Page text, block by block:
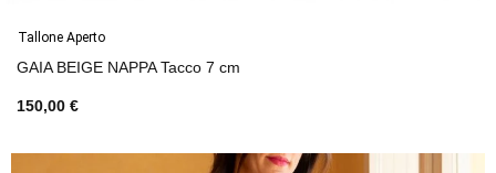
Tallone Aperto
GAIA BEIGE NAPPA Tacco 7 cm
150,00 €